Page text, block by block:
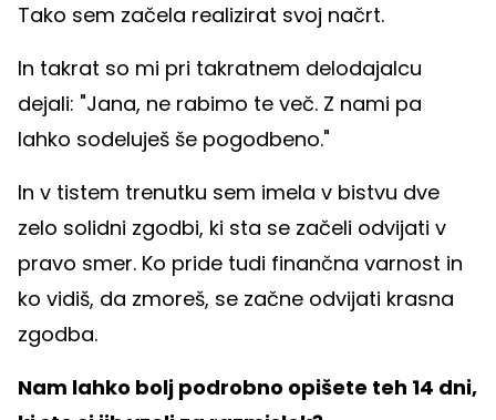
Tako sem začela realizirat svoj načrt.
In takrat so mi pri takratnem delodajalcu
dejali: "Jana, ne rabimo te več. Z nami pa
lahko sodeluješ še pogodbeno."
In v tistem trenutku sem imela v bistvu dve
zelo solidni zgodbi, ki sta se začeli odvijati v
pravo smer. Ko pride tudi finančna varnost in
ko vidiš, da zmoreš, se začne odvijati krasna
zgodba.
Nam lahko bolj podrobno opišete teh 14 dni,